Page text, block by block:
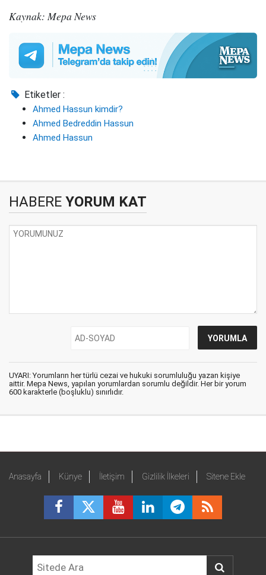
Kaynak: Mepa News
Etiketler :
Ahmed Hassun kimdir?
Ahmed Bedreddin Hassun
Ahmed Hassun
HABERE YORUM KAT
UYARI: Yorumların her türlü cezai ve hukuki sorumluluğu yazan kişiye
aittir. Mepa News, yapılan yorumlardan sorumlu değildir. Her bir yorum
600 karakterle (boşluklu) sınırlıdır.
Anasayfa Künye İletişim Gizlilik İlkeleri Sitene Ekle